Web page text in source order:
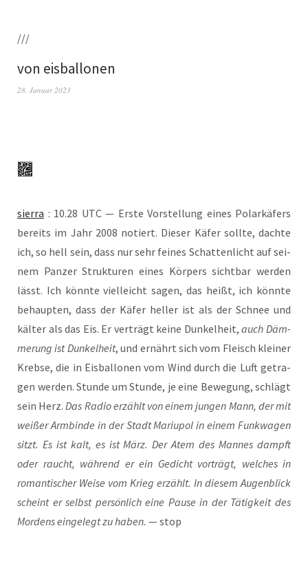
///
von eisballonen
28. Januar 2023
sier­ra : 10.28 UTC — Ers­te Vor­stel­lung eines Polar­kä­fers
bereits im Jahr 2008 notiert. Die­ser Käfer soll­te, dach­te
ich, so hell sein, dass nur sehr fei­nes Schat­ten­licht auf sei­
nem Pan­zer Struk­tu­ren eines Kör­pers sicht­bar wer­den
lässt. Ich könn­te viel­leicht sagen, das heißt, ich könn­te
behaup­ten, dass der Käfer hel­ler ist als der Schnee und
käl­ter als das Eis. Er ver­trägt kei­ne Dun­kel­heit,auch Däm­
me­rung ist Dun­kel­heit, und ernährt sich vom Fleisch klei­ner
Kreb­se, die in Eis­bal­lo­nen vom Wind durch die Luft getra­
gen wer­den. Stun­de um Stun­de, je eine Bewe­gung, schlägt
sein Herz. Das Radio erzählt von einem jun­gen Mann, der mit
wei­ßer Arm­bin­de in der Stadt Mariu­pol in einem Funk­wa­gen
sitzt. Es ist kalt, es ist März. Der Atem des Man­nes dampft
oder raucht, wäh­rend er ein Gedicht vor­trägt, wel­ches in
roman­ti­scher Wei­se vom Krieg erzählt. In die­sem Augen­blick
scheint er selbst per­sön­lich eine Pau­se in der Tätig­keit des
Mor­dens ein­ge­legt zu haben. — stop